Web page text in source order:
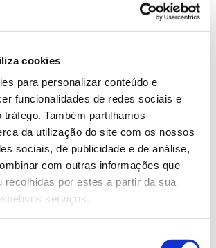
cookies
para personalizar conteúdo e
funcionalidades de redes sociais e
Também partilhamos
da utilização do site com os nossos
sociais, de publicidade e de análise,
com outras informações que
recolhidas por estes a partir da sua
serviços.
resposta ao clima, à vegetação
interações entre espécies e ambiente.
essas grandes comunidades se
da história da Terra, através da
e da sua distribuição
conceito pode aplicar-se a diferentes
significativos, incluindo zonas
continentes e paisagens em
ou suprarregionais. Assim,
zonas climáticas terrestres), de